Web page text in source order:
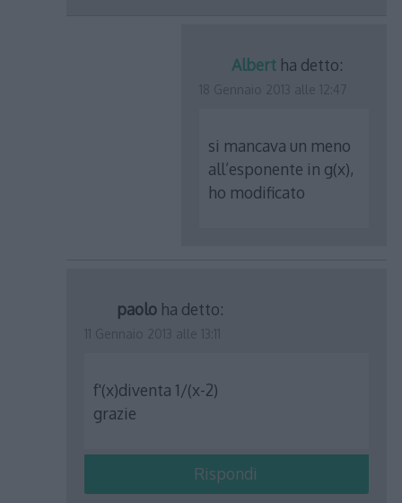
Albert ha detto:
si mancava un meno
all’esponente in g(x),
ho modificato
paolo ha detto:
f'(x)diventa 1/(x-2)
grazie
Rispondi